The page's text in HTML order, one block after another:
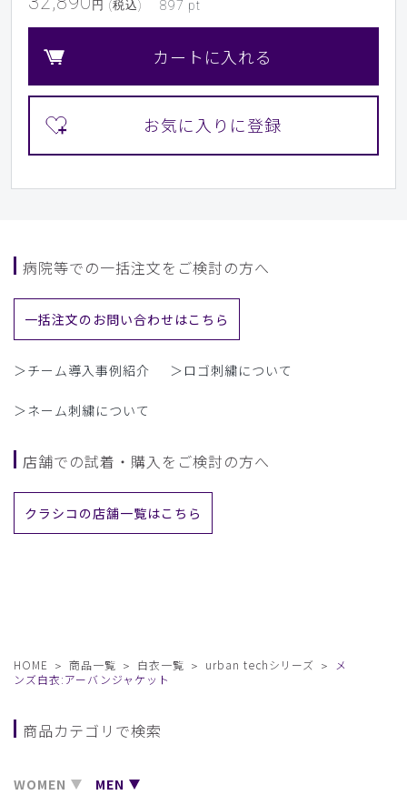
円 (税込) 897 pt
カートに入れる
病院等での一括注文をご検討の方へ
一括注文のお問い合わせはこちら
＞チーム導入事例紹介 ＞ロゴ刺繍について
＞ネーム刺繍について
店舗での試着・購入をご検討の方へ
クラシコの店舗一覧はこちら
HOME 商品一覧 白衣一覧 urban techシリーズ
メ
ンズ白衣:アーバンジャケット
商品カテゴリで検索
WOMEN MEN